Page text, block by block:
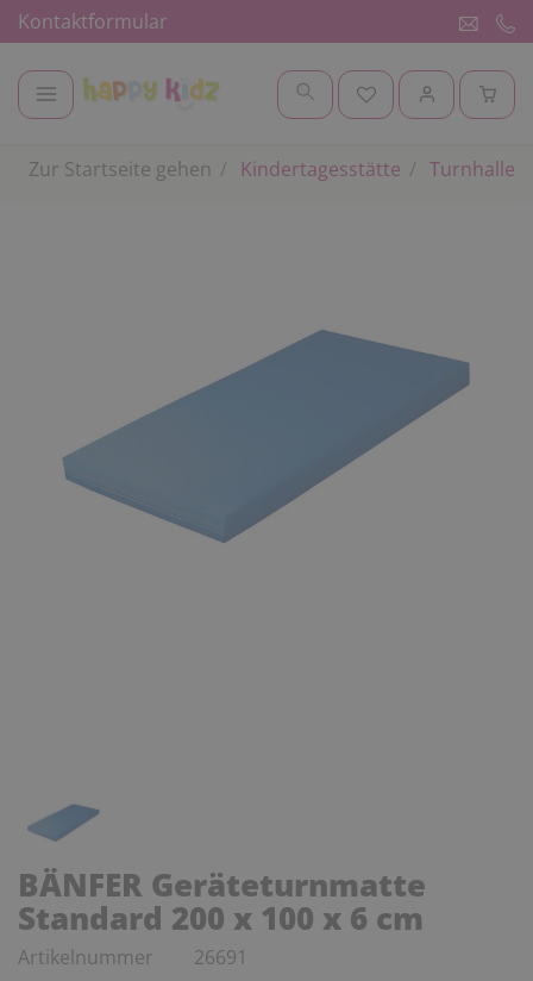
Kontaktformular
Zur Startseite gehen Kindertagesstätte Turnhalle
BÄNFER Geräteturnmatte
Standard 200 x 100 x 6 cm
Artikelnummer 26691